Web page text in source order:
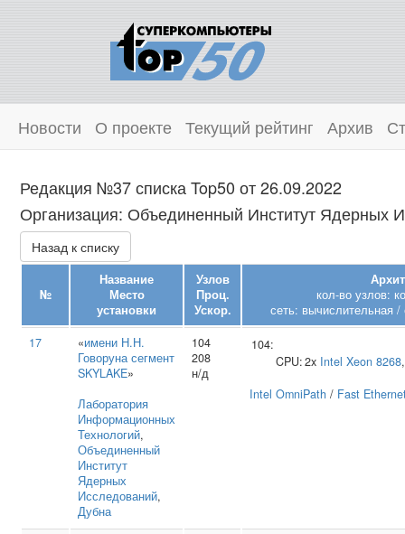
Новости О проекте Текущий рейтинг Архив
Редакция №37 списка Top50 от 26.09.2022
Организация: Объединенный Институт Ядерных
Назад к списку
№
Название
Место
установки
Узлов
Проц.
Ускор.
кол-во узлов:
сеть: вычислительная /
17
«имени Н.Н.
Говоруна сегмент
SKYLAKE»
Лаборатория
Информационных
Технологий,
Объединенный
Институт
Ядерных
Исследований,
Дубна
104
208
н/д
104:
CPU:2x Intel Xeon 8268
Intel OmniPath / Fast